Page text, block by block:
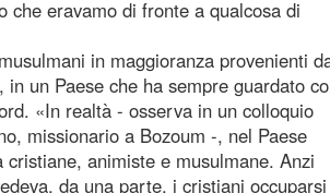
che eravamo di fronte a qualcosa di
in maggioranza provenienti
un Paese che ha sempre guardato
«In realtà - osserva in un colloquio
missionario a Bozoum -, nel Paese
animiste e musulmane. Anzi
da una parte, i cristiani occuparsi